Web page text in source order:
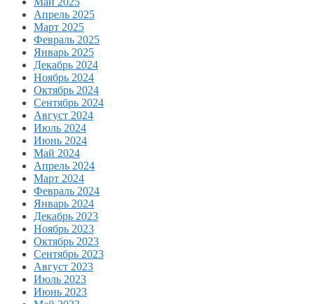
Апрель 2025
Март 2025
Февраль 2025
Январь 2025
Декабрь 2024
Ноябрь 2024
Октябрь 2024
Сентябрь 2024
Август 2024
Июль 2024
Июнь 2024
Май 2024
Апрель 2024
Март 2024
Февраль 2024
Январь 2024
Декабрь 2023
Ноябрь 2023
Октябрь 2023
Сентябрь 2023
Август 2023
Июль 2023
Июнь 2023